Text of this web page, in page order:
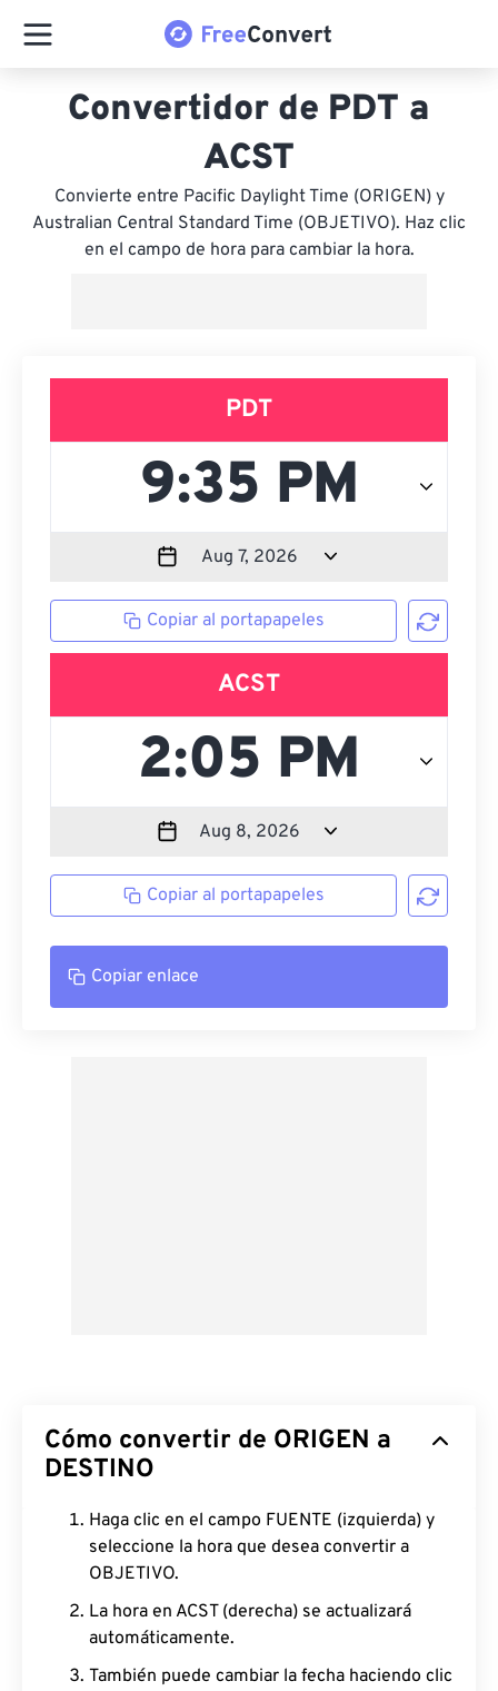
Convertidor de PDT a
ACST
Convierte entre Pacific Daylight Time (ORIGEN) y
Australian Central Standard Time (OBJETIVO). Haz clic
en el campo de hora para cambiar la hora.
PDT
Copiar al portapapeles
ACST
Copiar al portapapeles
Copiar enlace
Cómo convertir de ORIGEN a
DESTINO
Haga clic en el campo FUENTE (izquierda) y
seleccione la hora que desea convertir a
OBJETIVO.
La hora en ACST (derecha) se actualizará
automáticamente.
También puede cambiar la fecha haciendo clic